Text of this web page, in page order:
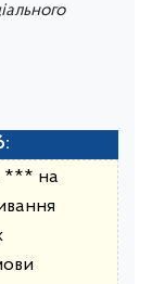
*** на